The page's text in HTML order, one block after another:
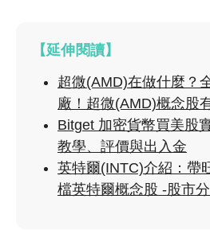
【延伸閱讀】
超微(AMD)在做什麼？
廠！超微(AMD)概念股
Bitget 加密貨幣買美股
教學、評價與出入金
英特爾(INTC)介紹：帶
檔英特爾概念股 -股市